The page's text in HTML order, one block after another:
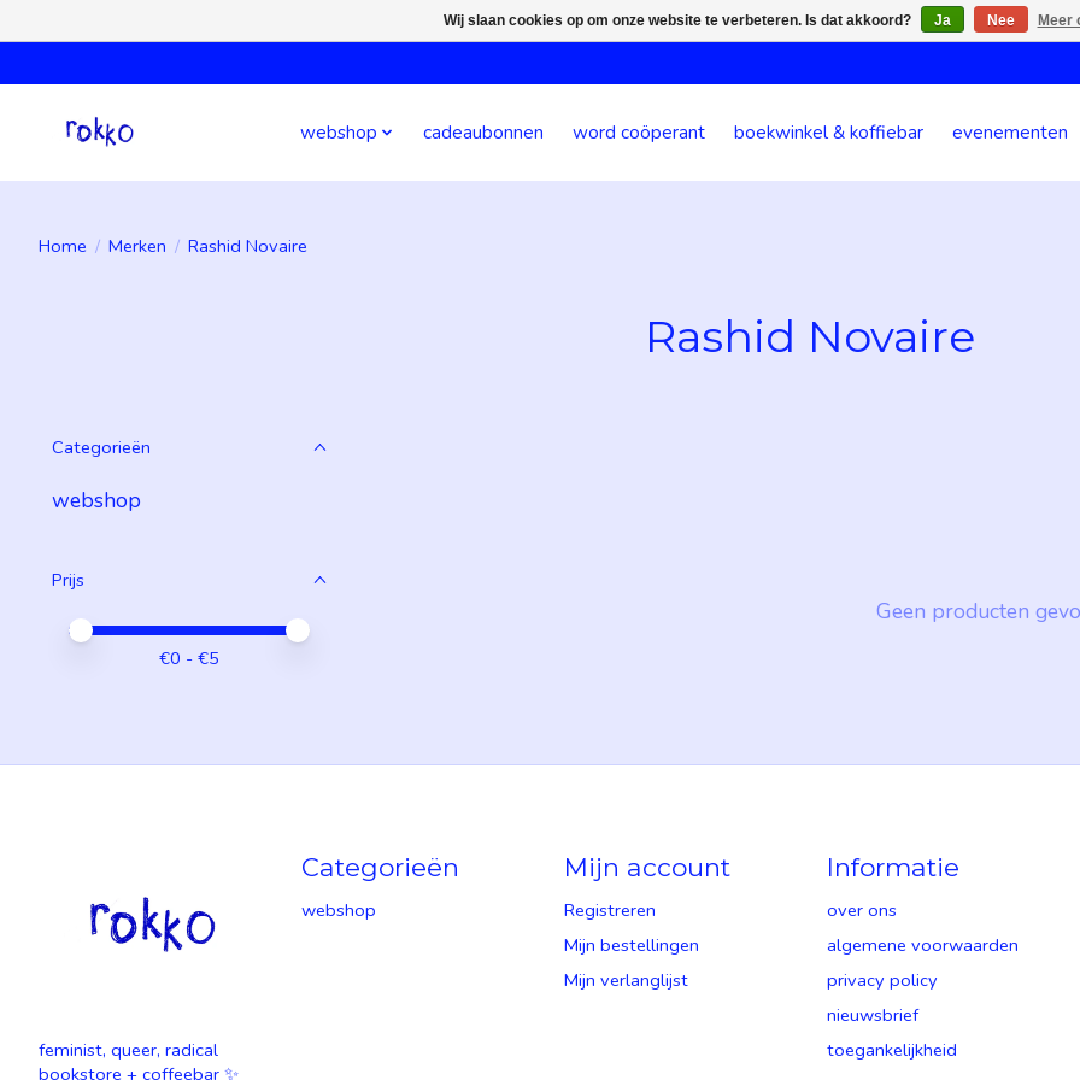
webshop cadeaubonnen word coöperant boekwinkel & koffiebar evenementen
Home / Merken / Rashid Novaire
Rashid Novaire
Categorieën
webshop
Prijs
Minimale prijswaarde
Price maximum value
€0 - €5
Geen producten
feminist, queer, radical
bookstore + coffeebar ✨
Categorieën
webshop
Mijn account
Registreren
Mijn bestellingen
Mijn verlanglijst
Informatie
over ons
algemene voorwaarden
privacy policy
nieuwsbrief
toegankelijkheid
Wij slaan cookies op om onze website te verbeteren. Is dat akkoord? Ja Nee Meer